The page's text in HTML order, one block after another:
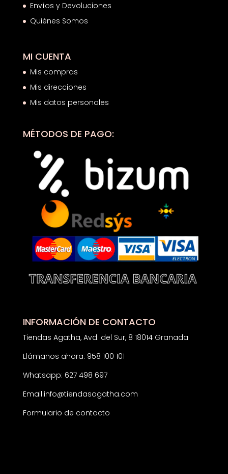
Envíos y Devoluciones
Quiénes Somos
MI CUENTA
Mis compras
Mis direcciones
Mis datos personales
MÉTODOS DE PAGO:
INFORMACIÓN DE CONTACTO
Tiendas Agatha, Avd. del Sur, 8 18014 Granada
Llámanos ahora: 958 100 101
Whatsapp: 627 498 697
Email:info@tiendasagatha.com
Formulario de contacto